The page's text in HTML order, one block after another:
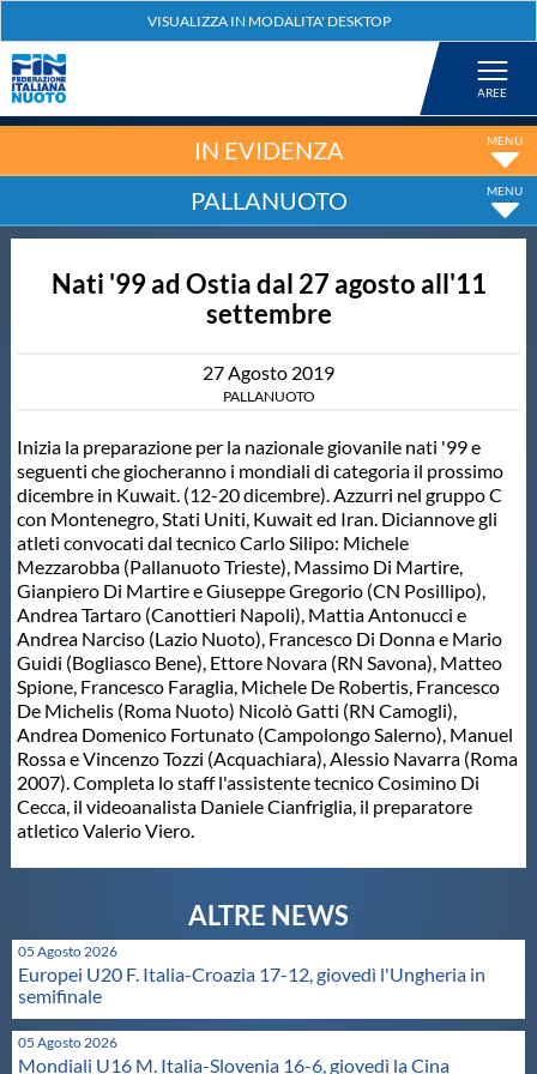
Nuoto
Tuffi
Salvamento
Master
Formazione
GUG
Scuole Nuoto
Propaganda
Centri Federali
Area Legislativa
IN EVIDENZA
PALLANUOTO
Nati '99 ad Ostia dal 27 agosto all'11
settembre
27Agosto 2019
PALLANUOTO
Inizia la preparazione per la nazionale giovanile nati '99 e
seguenti che giocheranno i mondiali di categoria il prossimo
dicembre in Kuwait. (12-20 dicembre). Azzurri nel gruppo C
con Montenegro, Stati Uniti, Kuwait ed Iran. Diciannove gli
atleti convocati dal tecnico Carlo Silipo: Michele
Mezzarobba (Pallanuoto Trieste), Massimo Di Martire,
Gianpiero Di Martire e Giuseppe Gregorio (CN Posillipo),
Andrea Tartaro (Canottieri Napoli), Mattia Antonucci e
Andrea Narciso (Lazio Nuoto), Francesco Di Donna e Mario
Guidi (Bogliasco Bene), Ettore Novara (RN Savona), Matteo
Spione, Francesco Faraglia, Michele De Robertis, Francesco
De Michelis (Roma Nuoto) Nicolò Gatti (RN Camogli),
Andrea Domenico Fortunato (Campolongo Salerno), Manuel
Rossa e Vincenzo Tozzi (Acquachiara), Alessio Navarra (Roma
2007). Completa lo staff l'assistente tecnico Cosimino Di
Cecca, il videoanalista Daniele Cianfriglia, il preparatore
atletico Valerio Viero.
05 Agosto 2026
Europei U20 F. Italia-Croazia 17-12, giovedì l'Ungheria in
semifinale
05 Agosto 2026
Mondiali U16 M. Italia-Slovenia 16-6, giovedì la Cina